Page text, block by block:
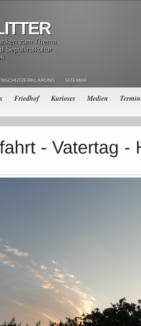
zum Thema
Sepulkralkultur
SITEMAP
Friedhof Kurioses Medien